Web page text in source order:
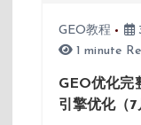
GEO教程
1 minute
GEO优化完
引擎优化（7